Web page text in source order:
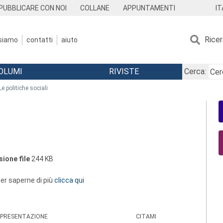
CON NOI COLLANE APPUNTAMENTI
contatti aiuto
RIVISTE Cerca:
politiche sociali
file 244 KB
saperne di più clicca qui
PRESENTAZIONE CITAMI